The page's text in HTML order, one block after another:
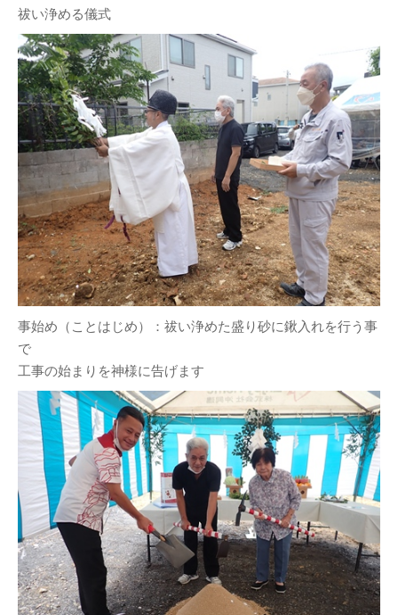
祓い浄める儀式
事始め（ことはじめ）：祓い浄めた盛り砂に鍬入れを行う事
で
工事の始まりを神様に告げます